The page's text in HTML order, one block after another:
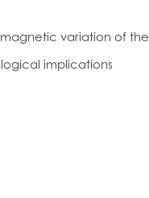
variation of
implications